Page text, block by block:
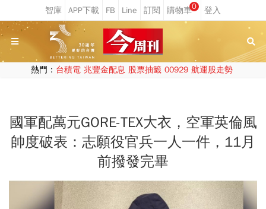
0
熱門： 台積電 兆豐金配息 股票抽籤 00929 航運股走勢
國軍配萬元GORE-TEX大衣，空軍英倫風
帥度破表：志願役官兵一人一件，11月
前撥發完畢